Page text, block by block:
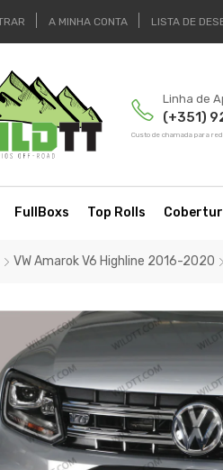
A MINHA CONTA LISTA DE
Linha de
(+351)
Custo de chamada para
FullBoxs Top Rolls
VW Amarok V6 Highline 2016-2020